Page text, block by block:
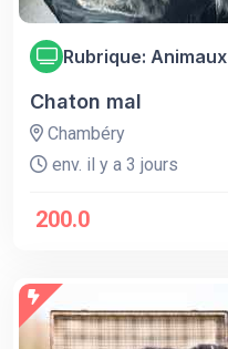
Rubrique: Animaux
Chaton mal
Chambéry
env. il y a 3 jours
200.0